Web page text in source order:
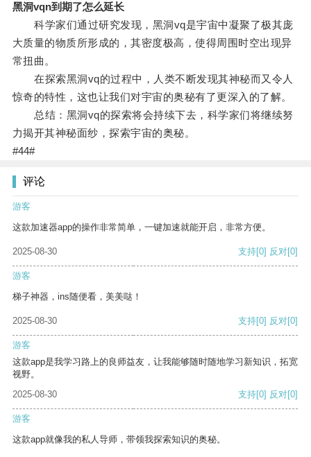
黑洞vqn到期了怎么延长
科学家们通过研究发现，黑洞vq是宇宙中凝聚了极其庞
大质量的物质所形成的，其密度极高，使得周围时空出现异
常扭曲。
在探索黑洞vq的过程中，人类不断发现其神秘而又令人
惊奇的特性，这也让我们对宇宙的奥秘有了更深入的了解。
总结：黑洞vq的探索将会持续下去，科学家们将继续努
力揭开其神秘面纱，探索宇宙的奥秘。
#44#
评论
游客
这款加速器app的操作非常简单，一键加速就能开启，非常方便。
2025-08-30 支持[0] 反对[0]
游客
梯子神器，ins随便看，美美哒！
2025-08-30 支持[0] 反对[0]
游客
这款app是我学习路上的良师益友，让我能够随时随地学习新知识，拓宽
视野。
2025-08-30
支持[0] 反对[0]
游客
这款app就像我的私人导师，带领我探索知识的奥秘。